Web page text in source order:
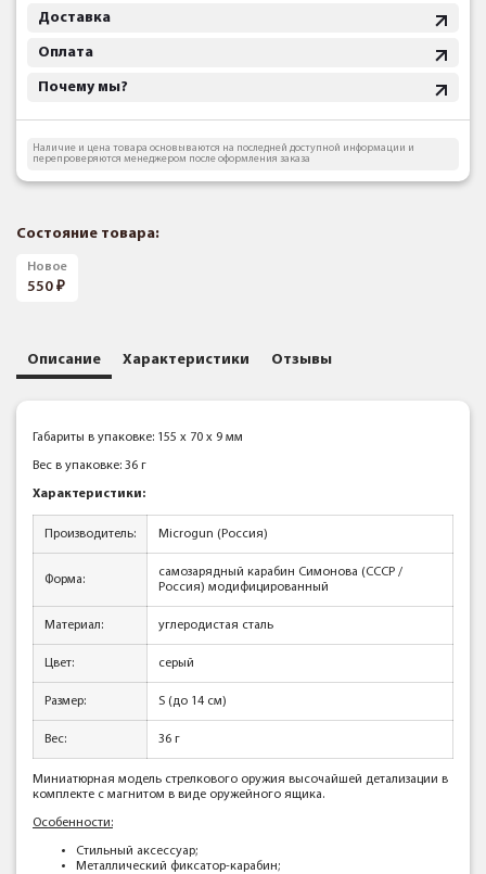
Доставка
Оплата
Почему мы?
Наличие и цена товара основываются на последней доступной информации и
перепроверяются менеджером после оформления заказа
Состояние товара:
Новое
550
Описание Характеристики Отзывы
Габариты в упаковке: 155 x 70 x 9 мм
Вес в упаковке: 36 г
Характеристики:
Производитель: Microgun (Россия)
Форма:
самозарядный карабин Симонова (СССР /
Россия) модифицированный
Материал: углеродистая сталь
Цвет: серый
Размер: S (до 14 см)
Вес: 36 г
Миниатюрная модель стрелкового оружия высочайшей детализации в
комплекте с магнитом в виде оружейного ящика.
Особенности:
Стильный аксессуар;
Металлический фиксатор-карабин;